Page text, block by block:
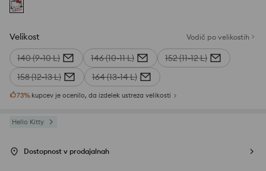
Velikost Vodič po velikostih
140 (9-10 L) 146 (10-11 L)
152 (11-12 L)
158 (12-13 L)
164 (13-14 L)
73% kupcev je ocenilo, da izdelek ustreza velikosti
Hello Kitty
Dostopnost v prodajalnah